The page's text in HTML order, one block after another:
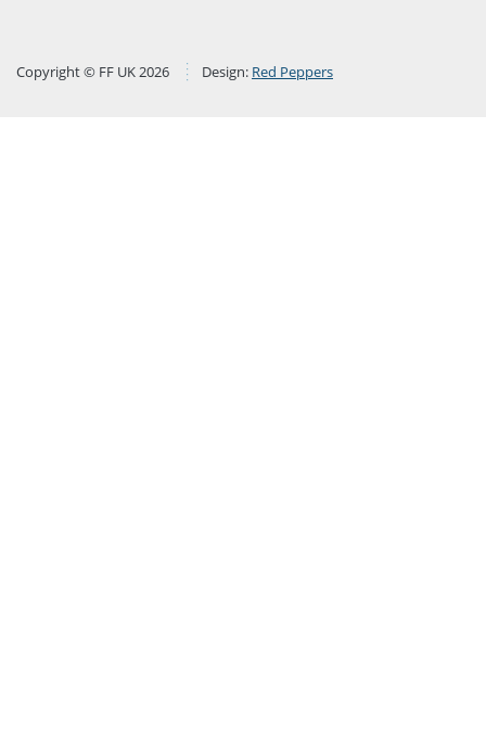
Copyright © FF UK 2026 Design: Red Peppers